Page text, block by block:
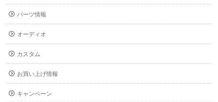
パーツ情報
オーディオ
カスタム
お買い上げ情報
キャンペーン